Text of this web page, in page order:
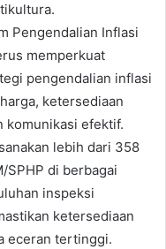
Pengendalian Inflasi
memperkuat
pengendalian inflasi
ketersediaan
komunikasi efektif.
lebih dari 358
SPHP di berbagai
inspeksi
ketersediaan
eceran tertinggi.